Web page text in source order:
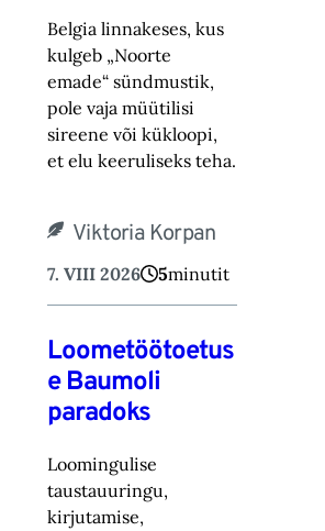
Belgia linnakeses, kus
kulgeb „Noorte
emade“ sündmustik,
pole vaja müütilisi
sireene või kük‎loopi,
et elu keeruliseks teha.
Viktoria Korpan
7. VIII 2026 5minutit
Loometöötoetus
e Baumoli
paradoks
Loomingulise
taustauuringu,
kirjutamise,